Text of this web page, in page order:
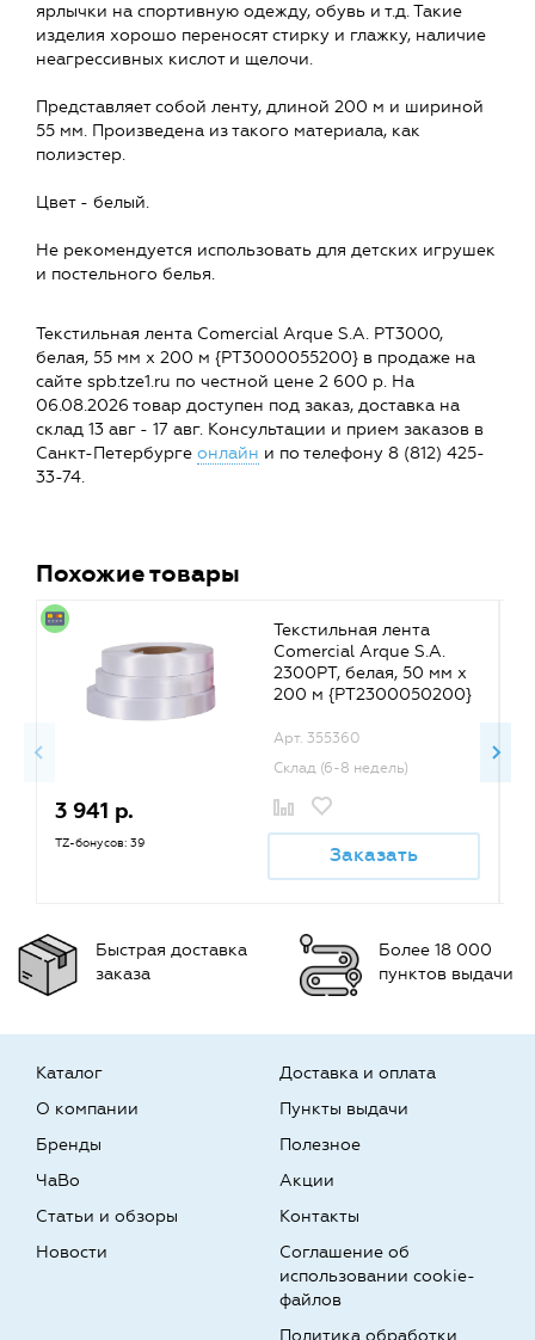
ярлычки на спортивную одежду, обувь и т.д. Такие
изделия хорошо переносят стирку и глажку, наличие
неагрессивных кислот и щелочи.
Представляет собой ленту, длиной 200 м и шириной
55 мм. Произведена из такого материала, как
полиэстер.
Цвет - белый.
Не рекомендуется использовать для детских игрушек
и постельного белья.
Текстильная лента Comercial Arque S.A. PT3000,
белая, 55 мм x 200 м {PT3000055200} в продаже на
сайте spb.tze1.ru по честной цене 2 600 р. На
06.08.2026 товар доступен под заказ, доставка на
склад 13 авг - 17 авг. Консультации и прием заказов в
Санкт-Петербурге онлайн и по телефону 8 (812) 425-
33-74.
Похожие товары
Текстильная лента
Comercial Arque S.A.
2300PT, белая, 50 мм x
200 м {PT2300050200}
Арт. 355360
Склад (6-8 недель)
3 941 р.
TZ-бонусов: 39 Заказать
Быстрая доставка
заказа
Более 18 000
пунктов выдачи
Каталог
О компании
Бренды
Доставка и оплата
Пункты выдачи
Полезное
ЧаВо
Статьи и обзоры
Новости
Акции
Контакты
Соглашение об
использовании cookie-
файлов